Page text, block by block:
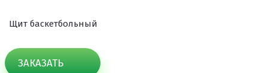
Щит баскетбольный
ЗАКАЗАТЬ